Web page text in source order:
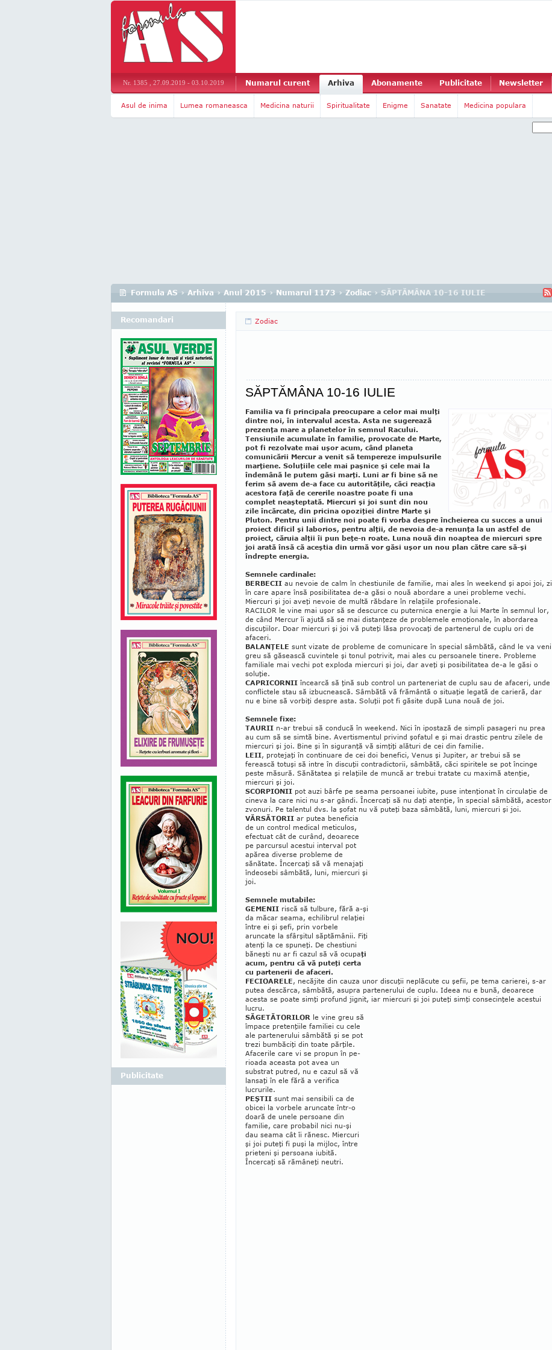
Nr. 1385 , 27.09.2019 - 03.10.2019 Numarul curent Arhiva Abonamente Publicitate Newsletter
Asul de inima Lumea romaneasca Medicina naturii Spiritualitate Enigme Sanatate Medicina populara
Formula AS › Arhiva › Anul 2015 › Numarul 1173 › Zodiac › SĂPTĂMÂNA 10-16 IULIE
Zodiac
SĂPTĂMÂNA 10-16 IULIE
Familia va fi principala preocupare a celor mai mulţi
dintre noi, în intervalul acesta. As­ta ne sugerează
prezenţa mare a planetelor în sem­nul Racului.
Tensiunile acumulate în familie, pro­vo­cate de Marte,
pot fi rezolvate mai uşor acum, când pla­neta
comunicării Mercur a venit să tempereze impulsurile
marţiene. Soluţiile cele mai paşnice şi cele mai la
îndemână le putem găsi marţi. Luni ar fi bine să ne
ferim să avem de-a face cu autorităţile, căci reacţia
acestora faţă de cererile noastre poate fi una
complet neaşteptată. Miercuri şi joi sunt din nou
zile încărcate, din pricina opoziţiei dintre Mar­te şi
Pluton. Pentru unii dintre noi poate fi vorba despre încheierea cu succes a unui
proiect dificil şi laborios, pentru alţii, de nevoia de-a renunţa la un astfel de
proiect, căruia alţii îi pun beţe-n roate. Lu­na nouă din noaptea de miercuri spre
joi arată însă că aceştia din urmă vor găsi uşor un nou plan către care să-şi
îndrepte energia.
Semnele cardinale:
BERBECII au nevoie de calm în chestiunile de familie, mai ales în weekend şi apoi joi, zi
în care apare însă posibilitatea de-a găsi o nouă abordare a unei probleme vechi.
Miercuri şi joi aveţi nevoie de multă răbdare în relaţiile profesionale.
RACILOR le vine mai uşor să se descurce cu puternica energie a lui Marte în semnul lor,
de când Mercur îi ajută să se mai dis­tan­ţeze de problemele emoţionale, în abordarea
discuţiilor. Doar miercuri şi joi vă puteţi lăsa provocaţi de partenerul de cuplu ori de
afaceri.
BALANŢELE sunt vizate de probleme de comunicare în special sâmbătă, când le va veni
greu să găsească cuvintele şi tonul po­trivit, mai ales cu persoanele tinere. Pro­ble­me
familiale mai vechi pot exploda miercuri şi joi, dar aveţi şi posibilitatea de-a le găsi o
soluţie.
CAPRICORNII încearcă să ţină sub control un parteneriat de cuplu sau de afaceri, unde
conflictele stau să izbucnească. Sâmbătă vă frământă o situaţie legată de carieră, dar
nu e bine să vorbiţi despre asta. Soluţii pot fi găsite după Luna nouă de joi.
Semnele fixe:
TAURII n-ar trebui să conducă în week­end. Nici în ipostază de simpli pasageri nu prea
au cum să se simtă bine. Avertismentul privind şofatul e şi mai drastic pentru zilele de
miercuri şi joi. Bine şi în siguranţă vă simţiţi alături de cei din familie.
LEII, protejaţi în continuare de cei doi benefici, Venus şi Jupiter, ar trebui să se
ferească totuşi să intre în discuţii contra­dic­torii, sâm­bătă, căci spiritele se pot încinge
peste mă­sură. Sănătatea şi relaţiile de muncă ar tre­bui tratate cu maximă atenţie,
miercuri şi joi.
SCORPIONII pot auzi bârfe pe seama per­soanei iubite, puse intenţionat în circu­laţie de
ci­ne­va la care nici nu s-ar gândi. În­cercaţi să nu daţi atenţie, în special sâmbătă, acestor
zvo­nuri. Pe talentul dvs. la şofat nu vă puteţi baza sâmbătă, luni, miercuri şi joi.
VĂRSĂTORII ar putea beneficia
de un control medical meticulos,
efectuat cât de curând, deoarece
pe parcursul acestui in­ter­val pot
apărea diverse probleme de
sănătate. Încercaţi să vă menajaţi
îndeosebi sâmbătă, luni, miercuri şi
joi.
Semnele mutabile:
GEMENII riscă să tulbure, fără a-şi
da mă­car seama, echilibrul relaţiei
între ei şi şefi, prin vorbele
aruncate la sfârşitul săptămânii. Fiţi
atenţi la ce spuneţi. De chestiuni
băneşti nu ar fi cazul să vă ocupaţi
acum, pentru că vă puteţi certa
cu parte­nerii de afaceri.
FECIOARELE, necăjite din cauza unor dis­cu­ţii neplăcute cu şefii, pe tema carierei, s-ar
pu­tea descărca, sâmbătă, asupra partenerului de cuplu. Ideea nu e bună, deoarece
acesta se poate simţi profund jignit, iar miercuri şi joi puteţi simţi consecinţele acestui
lucru.
SĂGETĂTORILOR le vine greu să
împace pretenţiile familiei cu cele
ale partenerului sâmbătă şi se pot
trezi bumbăciţi din toate păr­ţile.
Afacerile care vi se propun în pe­
rioa­da aceasta pot avea un
substrat putred, nu e cazul să vă
lansaţi în ele fără a verifica
lucrurile.
PEŞTII sunt mai sensibili ca de
obicei la vor­­bele aruncate într-o
doară de unele per­soa­ne din
familie, care probabil nici nu-şi
dau seama cât îi rănesc. Miercuri
şi joi puteţi fi puşi la mij­loc, între
prieteni şi persoana iubită.
Încercaţi să ră­mâ­neţi neutri.
Recomandari
Publicitate